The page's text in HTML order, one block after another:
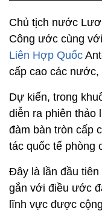
Chủ tịch nước
Công ước cùng
Liên Hợp Quốc
cấp cao các
Dự kiến, trong
diễn ra phiên thảo
đàm bàn tròn cấp
tác quốc tế phòng
Đây là lần đầu
gắn với điều ước
lĩnh vực được